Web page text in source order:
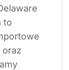
to
oraz